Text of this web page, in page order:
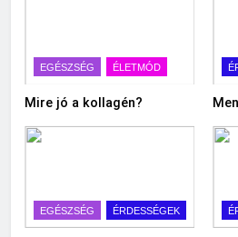
EGÉSZSÉG ÉLETMÓD
Mire jó a kollagén?
EGÉSZSÉG ÉRDESSÉGEK